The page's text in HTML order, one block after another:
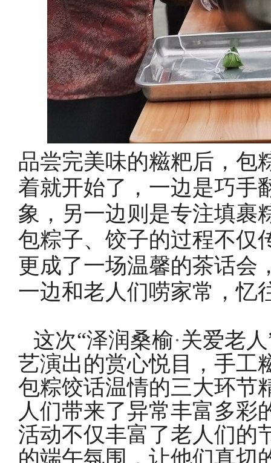
品尝完美味的糍粑后，包
着就开始了，一边是巧手
象，另一边则是专注填裹
包粽子、饺子的过程不仅
更成了一场温馨的茶话会
一边和老人们唠家常，忆
这次“泽润桑榆·关爱老人
艺演出的赏心悦目，手工
包粽饺话温情的三大环节
人们带来了异常丰富多彩
活动不仅丰富了老人们的
的端午氛围，让他们真切